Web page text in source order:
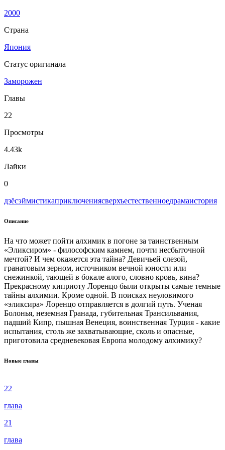
2000
Страна
Япония
Статус оригинала
Заморожен
Главы
22
Просмотры
4.43k
Лайки
0
дзёсэймистикаприключениясверхъестественноедрамаистория
Описание
На что может пойти алхимик в погоне за таинственным
«Эликсиром» - философским камнем, почти несбыточной
мечтой? И чем окажется эта тайна? Девичьей слезой,
гранатовым зерном, источником вечной юности или
снежинкой, тающей в бокале алого, словно кровь, вина?
Прекрасному киприоту Лоренцо были открыты самые темные
тайны алхимии. Кроме одной. В поисках неуловимого
«эликсира» Лоренцо отправляется в долгий путь. Ученая
Болонья, неземная Гранада, губительная Трансильвания,
падший Кипр, пышная Венеция, воинственная Турция - какие
испытания, столь же захватывающие, сколь и опасные,
приготовила средневековая Европа молодому алхимику?
Новые главы
22
глава
21
глава